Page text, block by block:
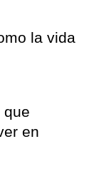
la vida
que
en